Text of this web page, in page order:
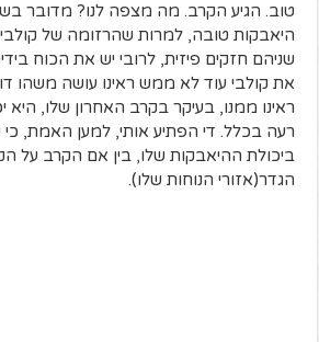
טוב. הגיע הקרב. מה מצפה לנו? מדובר
היאבקות טובה, למרות שהרזומה של קולבי
שניהם חזקים פיזית, לרובי יש את הכוח
את קולבי עוד לא ממש ראינו עושה משהו
ראינו ממנו, בעיקר בקרב האחרון שלו, היא
רעה בכלל. די הפתיע אותי, למען האמת,
ביכולת ההיאבקות שלו, בין אם הקרב על
הגדר(אזורי הנוחות שלו).